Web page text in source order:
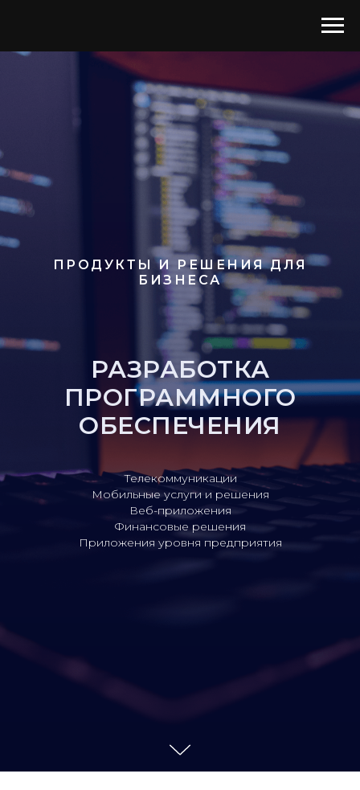
ПРОДУКТЫ И РЕШЕНИЯ ДЛЯ
БИЗНЕСА
РАЗРАБОТКА
ПРОГРАММНОГО
ОБЕСПЕЧЕНИЯ
Телекоммуникации
Мобильные услуги и решения
Веб-приложения
Финансовые решения
Приложения уровня предприятия